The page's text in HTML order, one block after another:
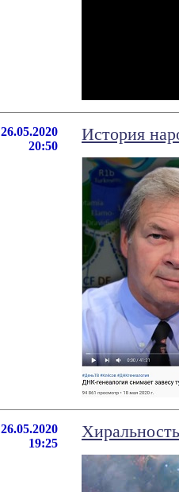
26.05.2020
20:50
История
26.05.2020
19:25